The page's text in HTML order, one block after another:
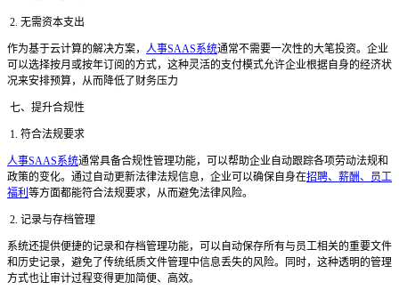
2. 无需资本支出
作为基于云计算的解决方案， 人事SAAS系统通常不需要一次性的大笔投资。企业
可以选择按月或按年订阅的方式，这种灵活的支付模式允许企业根据自身的经济状
况来安排预算，从而降低了财务压力
七、提升合规性
1. 符合法规要求
人事SAAS系统通常具备合规性管理功能，可以帮助企业自动跟踪各项劳动法规和
政策的变化。通过自动更新法律法规信息，企业可以确保自身在招聘、薪酬、员工
福利 等方面都能符合法规要求，从而避免法律风险。
2. 记录与存档管理
系统还提供便捷的记录和存档管理功能，可以自动保存所有与员工相关的重要文件
和历史记录，避免了传统纸质文件管理中信息丢失的风险。同时，这种透明的管理
方式也让审计过程变得更加简便、高效。